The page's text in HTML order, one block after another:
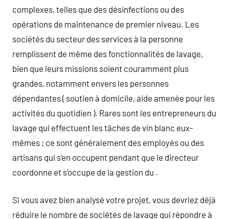
complexes, telles que des désinfections ou des
opérations de maintenance de premier niveau. Les
sociétés du secteur des services à la personne
remplissent de même des fonctionnalités de lavage,
bien que leurs missions soient couramment plus
grandes, notamment envers les personnes
dépendantes ( soutien à domicile, aide amenée pour les
activités du quotidien ). Rares sont les entrepreneurs du
lavage qui effectuent les tâches de vin blanc eux-
mêmes ; ce sont généralement des employés ou des
artisans qui s’en occupent pendant que le directeur
coordonne et s’occupe de la gestion du .
Si vous avez bien analysé votre projet, vous devriez déjà
réduire le nombre de sociétés de lavage qui répondre à